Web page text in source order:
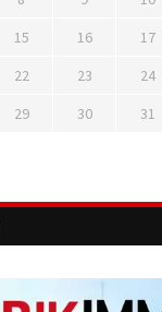
15 16 17
22 23 24
29 30 31